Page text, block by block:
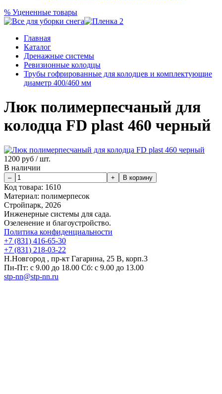
% Уцененные товары
Главная
Каталог
Дренажные системы
Ревизионные колодцы
Трубы гофрированные для колодцев и комплектующие
диаметр 400/460 мм
Люк полимерпесчаный для
колодца FD plast 460 черный
1200 руб / шт.
В наличии
Код товара: 1610
Материал: полимерпесок
Стройпарк, 2026
Инженерные системы для сада.
Озеленение и благоустройство.
Политика конфиденциальности
+7 (831) 416-65-30
+7 (831) 218-03-22
Н.Новгород , пр-кт Гагарина, 25 В, корп.3
Пн-Пт: с 9.00 до 18.00 Сб: с 9.00 до 13.00
stp-nn@stp-nn.ru